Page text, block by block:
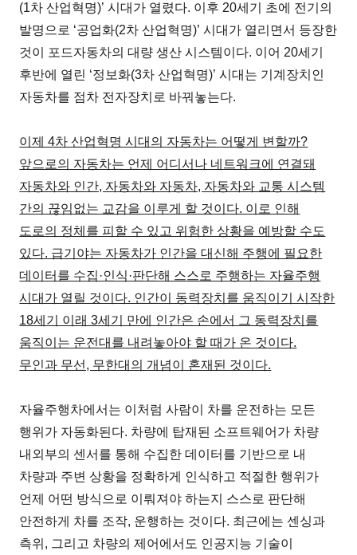
(1차 산업혁명)’ 시대가 열렸다. 이후 20세기 초에 전기의
발명으로 ‘공업화(2차 산업혁명)’ 시대가 열리면서 등장한
것이 포드자동차의 대량 생산 시스템이다. 이어 20세기
후반에 열린 ‘정보화(3차 산업혁명)’ 시대는 기계장치인
자동차를 점차 전자장치로 바꿔놓는다.
이제 4차 산업혁명 시대의 자동차는 어떻게 변할까?
앞으로의 자동차는 언제 어디서나 네트워크에 연결돼
자동차와 인간, 자동차와 자동차, 자동차와 교통 시스템
간의 끊임없는 교감을 이루게 할 것이다. 이로 인해
도로의 정체를 피할 수 있고 위험한 상황을 예방할 수도
있다. 급기야는 자동차가 인간을 대신해 주행에 필요한
데이터를 수집·인식·판단해 스스로 주행하는 자율주행
시대가 열릴 것이다. 인간이 동력장치를 움직이기 시작한
18세기 이래 3세기 만에 인간은 손에서 그 동력장치를
움직이는 운전대를 내려놓아야 할 때가 온 것이다.
무인과 무선, 무한대의 개념이 혼재된 것이다.
자율주행차에서는 이처럼 사람이 차를 운전하는 모든
행위가 자동화된다. 차량에 탑재된 소프트웨어가 차량
내외부의 센서를 통해 수집한 데이터를 기반으로 내
차량과 주변 상황을 정확하게 인식하고 적절한 행위가
언제 어떤 방식으로 이뤄져야 하는지 스스로 판단해
안전하게 차를 조작, 운행하는 것이다. 최근에는 센싱과
측위, 그리고 차량의 제어에서도 인공지능 기술이